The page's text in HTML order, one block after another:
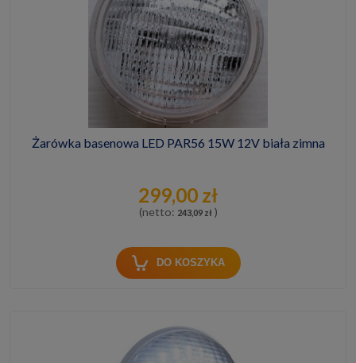
Żarówka basenowa LED PAR56 15W 12V biała zimna
299,00 zł
(netto: 243,09 zł )
DO KOSZYKA